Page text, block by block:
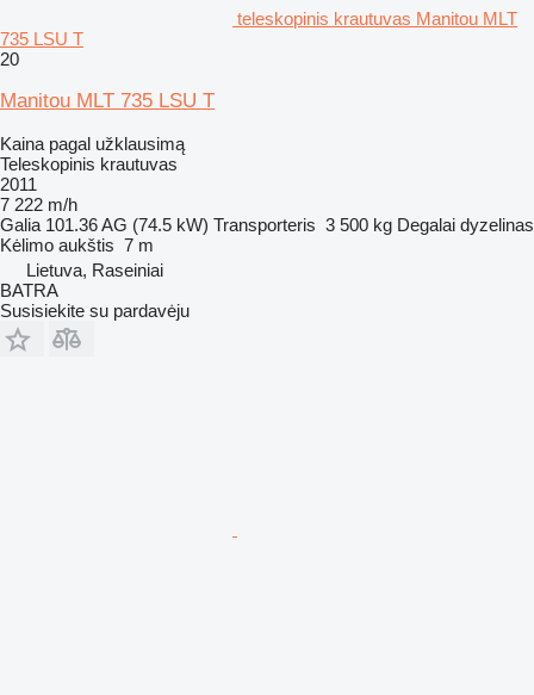
teleskopinis krautuvas Manitou MLT
735 LSU T
20
Manitou MLT 735 LSU T
Kaina pagal užklausimą
Teleskopinis krautuvas
2011
7 222 m/h
Galia 101.36 AG (74.5 kW) Transporteris 3 500 kg Degalai dyzelinas
Kėlimo aukštis 7 m
Lietuva, Raseiniai
BATRA
Susisiekite su pardavėju